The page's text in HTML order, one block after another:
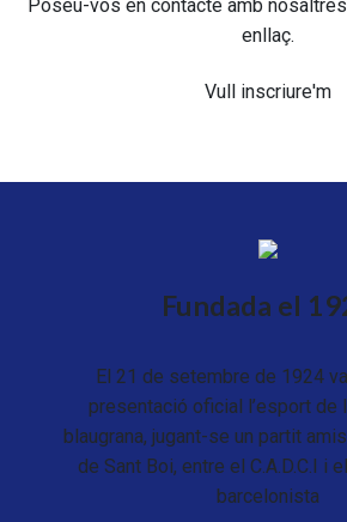
Poseu-vos en contacte amb
enllaç.
Vull inscriure'm
Fundada el
El 21 de setembre de 1924
presentació oficial l’esport de
blaugrana, jugant-se un partit
de Sant Boi, entre el C.A.D.C.I i
barcelonista